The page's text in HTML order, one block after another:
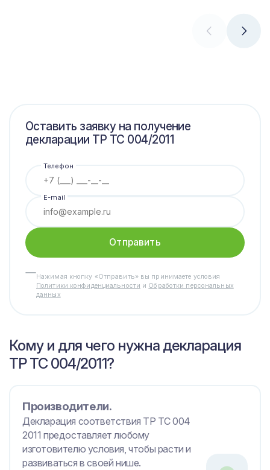
Оставить заявку на получение
декларации ТР ТС 004/2011
Телефон
E-mail
Отправить
Нажимая кнопку «Отправить» вы принимаете условия
Политики конфиденциальности и Обработки персональных
данных
Кому и для чего нужна декларация
ТР ТС 004/2011?
Производители.
Декларация соответствия ТР ТС 004
2011 предоставляет любому
изготовителю условия, чтобы расти и
развиваться в своей нише.